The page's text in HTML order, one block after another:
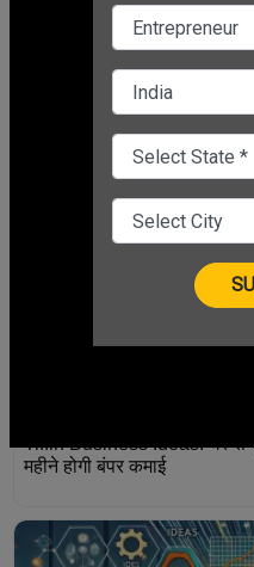
DR VIVEK BINDRA
CHANGE LANGUAGE
Tiffin Business Ideas: घर से
महीने होगी बंपर कमाई